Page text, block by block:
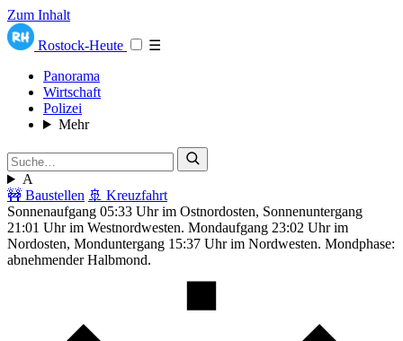
Zum Inhalt
Rostock-Heute
☰
Panorama
Wirtschaft
Polizei
Mehr
A
🚧 Baustellen 🚢 Kreuzfahrt
Sonnenaufgang 05:33 Uhr im Ostnordosten, Sonnenuntergang
21:01 Uhr im Westnordwesten. Mondaufgang 23:02 Uhr im
Nordosten, Monduntergang 15:37 Uhr im Nordwesten. Mondphase:
abnehmender Halbmond.